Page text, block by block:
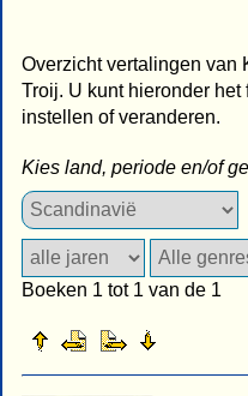
Overzicht vertalingen van
Troij. U kunt hieronder het
instellen of veranderen.
Kies land, periode en/of
Boeken 1 tot 1 van de 1